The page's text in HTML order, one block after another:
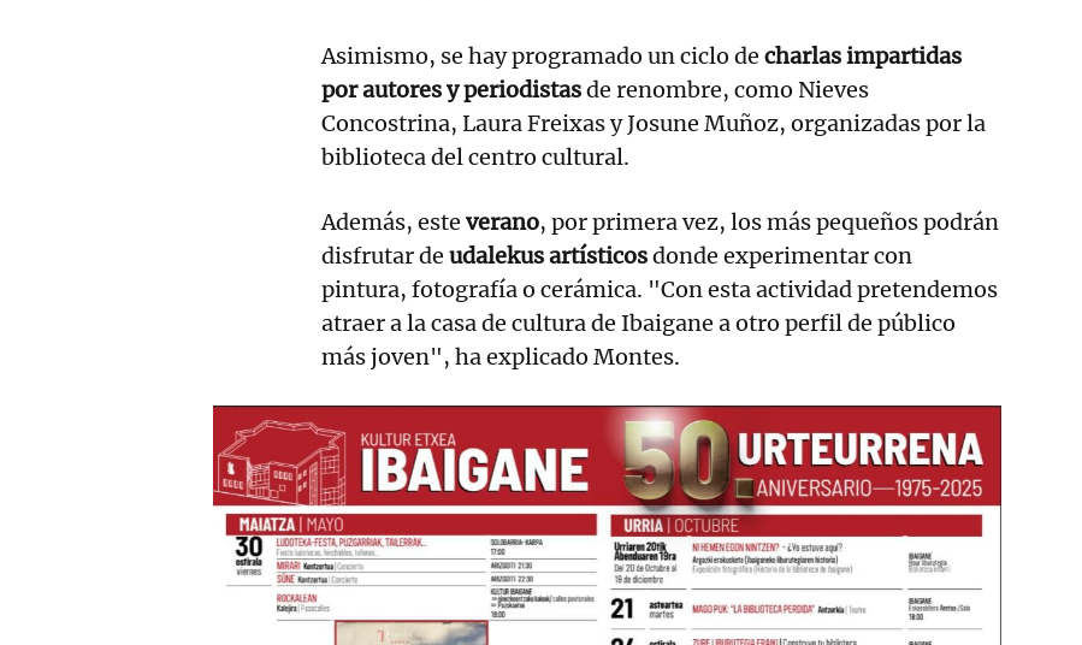
Asimismo, se hay programado un ciclo de charlas impartidas
por autores y periodistasde renombre, como Nieves
Concostrina, Laura Freixas y Josune Muñoz, organizadas por la
biblioteca del centro cultural.
Además, este verano, por primera vez, los más pequeños podrán
disfrutar de udalekus artísticosdonde experimentar con
pintura, fotografía o cerámica. "Con esta actividad pretendemos
atraer a la casa de cultura de Ibaigane a otro perfil de público
más joven", ha explicado Montes.